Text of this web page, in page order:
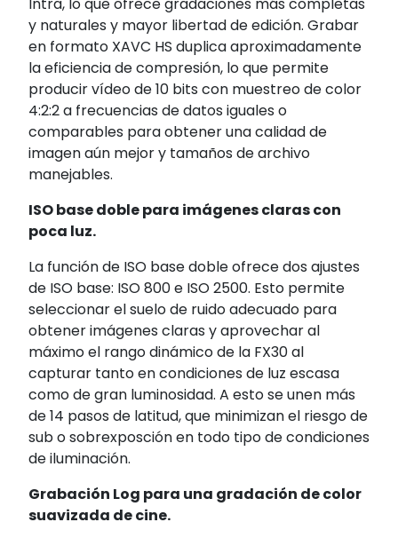
y naturales y mayor libertad de edición. Grabar
en formato XAVC HS duplica aproximadamente
la eficiencia de compresión, lo que permite
producir vídeo de 10 bits con muestreo de color
4:2:2 a frecuencias de datos iguales o
comparables para obtener una calidad de
imagen aún mejor y tamaños de archivo
manejables.
ISO base doble para imágenes claras con
poca luz.
La función de ISO base doble ofrece dos ajustes
de ISO base: ISO 800 e ISO 2500. Esto permite
seleccionar el suelo de ruido adecuado para
obtener imágenes claras y aprovechar al
máximo el rango dinámico de la FX30 al
capturar tanto en condiciones de luz escasa
como de gran luminosidad. A esto se unen más
de 14 pasos de latitud, que minimizan el riesgo de
sub o sobrexposción en todo tipo de condiciones
de iluminación.
Grabación Log para una gradación de color
suavizada de cine.